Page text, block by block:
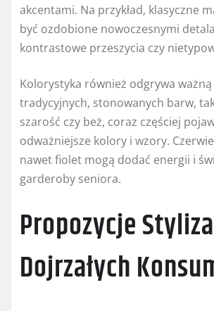
akcentami. Na przykład, klasyczne
być ozdobione nowoczesnymi
kontrastowe przeszycia czy
Kolorystyka również odgrywa
tradycyjnych, stonowanych barw,
szarość czy beż, coraz częściej
odważniejsze kolory i wzory.
nawet fiolet mogą dodać energii i
garderoby seniora.
Propozycje
Dojrzałych